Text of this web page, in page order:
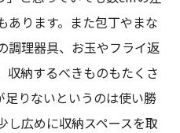
あります。また包丁やまな
調理器具、お玉やフライ返
収納するべきものもたくさ
足りないというのは使い勝
し広めに収納スペースを取